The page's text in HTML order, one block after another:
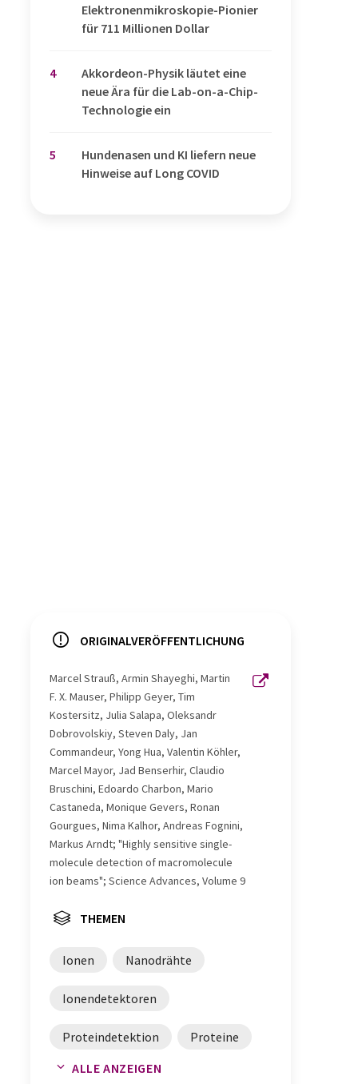
Elektronenmikroskopie-Pionier
für 711 Millionen Dollar
4
Akkordeon-Physik läutet eine
neue Ära für die Lab-on-a-Chip-
Technologie ein
5
Hundenasen und KI liefern neue
Hinweise auf Long COVID
ORIGINALVERÖFFENTLICHUNG
Marcel Strauß, Armin Shayeghi, Martin
F. X. Mauser, Philipp Geyer, Tim
Kostersitz, Julia Salapa, Oleksandr
Dobrovolskiy, Steven Daly, Jan
Commandeur, Yong Hua, Valentin Köhler,
Marcel Mayor, Jad Benserhir, Claudio
Bruschini, Edoardo Charbon, Mario
Castaneda, Monique Gevers, Ronan
Gourgues, Nima Kalhor, Andreas Fognini,
Markus Arndt; "Highly sensitive single-
molecule detection of macromolecule
ion beams"; Science Advances, Volume 9
THEMEN
Ionen Nanodrähte
Ionendetektoren
Proteindetektion Proteine
Massenspektrometrie
ALLE ANZEIGEN